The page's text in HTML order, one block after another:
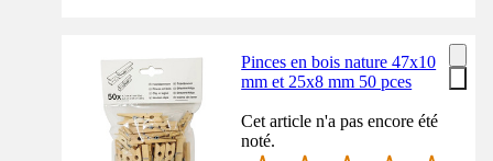
Pinces en bois nature 47x10
mm et 25x8 mm 50 pces
Cet article n'a pas encore été
noté.